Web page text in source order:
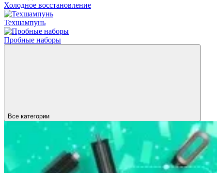
Холодное восстановление
Техшампунь
Пробные наборы
Все категории